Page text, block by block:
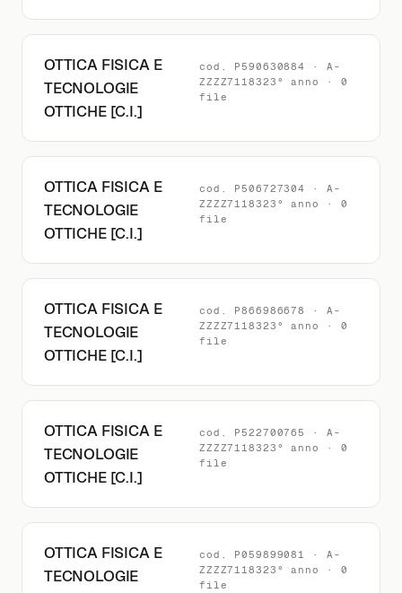
OTTICA FISICA E
TECNOLOGIE
OTTICHE [C.I.]
cod. P590630884 · A-
ZZZZ7118323° anno · 0
file
OTTICA FISICA E
TECNOLOGIE
OTTICHE [C.I.]
cod. P506727304 · A-
ZZZZ7118323° anno · 0
file
OTTICA FISICA E
TECNOLOGIE
OTTICHE [C.I.]
cod. P866986678 · A-
ZZZZ7118323° anno · 0
file
OTTICA FISICA E
TECNOLOGIE
OTTICHE [C.I.]
cod. P522700765 · A-
ZZZZ7118323° anno · 0
file
OTTICA FISICA E
TECNOLOGIE
cod. P059899081 · A-
ZZZZ7118323° anno · 0
file